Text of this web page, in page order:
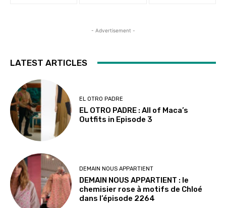
- Advertisement -
LATEST ARTICLES
EL OTRO PADRE
EL OTRO PADRE : All of Maca’s
Outfits in Episode 3
DEMAIN NOUS APPARTIENT
DEMAIN NOUS APPARTIENT : le
chemisier rose à motifs de Chloé
dans l’épisode 2264